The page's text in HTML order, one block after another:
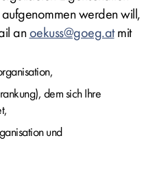
werden will,
anoekuss@goeg.atmit
dem sich Ihre
und